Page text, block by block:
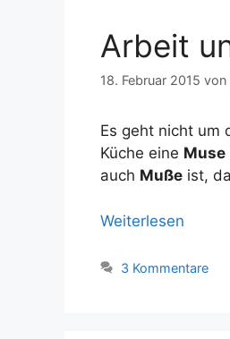
Arbeit
18. Februar 2015 von
Es geht nicht um
Küche eine Muse
auch Muße ist,
Weiterlesen
3 Kommentare